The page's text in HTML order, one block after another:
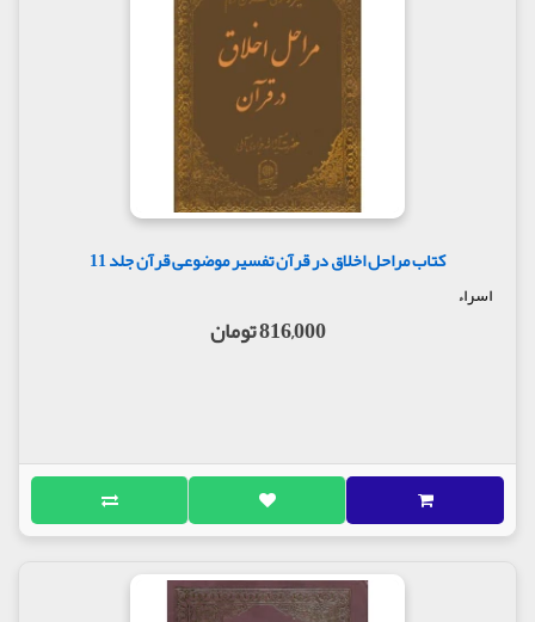
کتاب مراحل اخلاق در قرآن تفسیر موضوعی قرآن جلد 11
اسراء
816,000 تومان